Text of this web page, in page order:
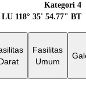
Kategori 4
118° 35' 54.77" BT
Fasilitas
Umum